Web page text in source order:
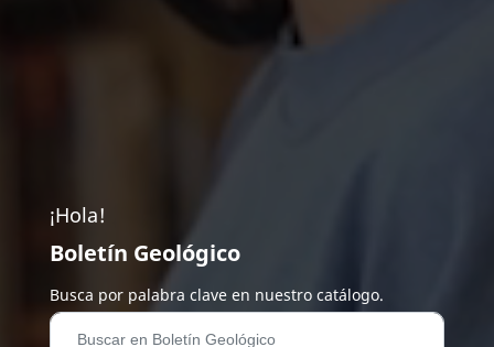
¡Hola!
Boletín Geológico
Busca por palabra clave en nuestro catálogo.